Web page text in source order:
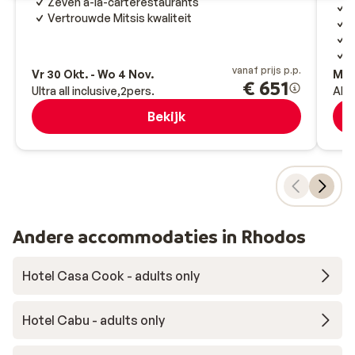
Vertrouwde Mitsis kwaliteit
Vr 30 Okt. - Wo 4 Nov.
Ultra all inclusive 2pers.
vanaf prijs p.p.
€ 651
Bekijk
Ma
All-
Andere accommodaties in Rhodos
Hotel Casa Cook - adults only
Hotel Cabu - adults only